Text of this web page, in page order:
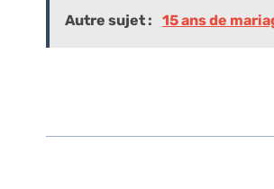
Autre sujet : 15 ans de